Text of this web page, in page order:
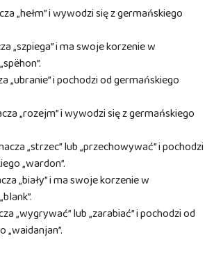
„hełm” i wywodzi się z germańskiego
„szpiega” i ma swoje korzenie w
„ubranie” i pochodzi od germańskiego
„rozejm” i wywodzi się z germańskiego
„strzec” lub „przechowywać” i pochodzi
„wardon”.
„biały” i ma swoje korzenie w
„wygrywać” lub „zarabiać” i pochodzi od
„waidanjan”.